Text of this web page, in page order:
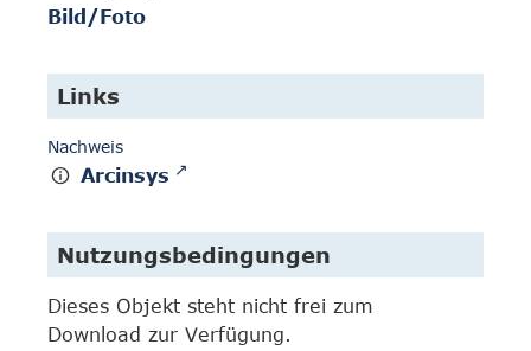
Bild/Foto
Links
Nachweis
Arcinsys
Nutzungsbedingungen
Dieses Objekt steht nicht frei zum
Download zur Verfügung.